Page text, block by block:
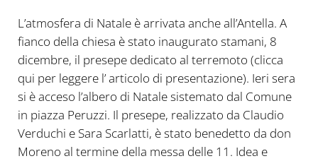
L’atmosfera di Natale è arrivata anche all’Antella. A
fianco della chiesa è stato inaugurato stamani, 8
dicembre, il presepe dedicato al terremoto (clicca
qui per leggere l’ articolo di presentazione). Ieri sera
si è acceso l’albero di Natale sistemato dal Comune
in piazza Peruzzi. Il presepe, realizzato da Claudio
Verduchi e Sara Scarlatti, è stato benedetto da don
Moreno al termine della messa delle 11. Idea e